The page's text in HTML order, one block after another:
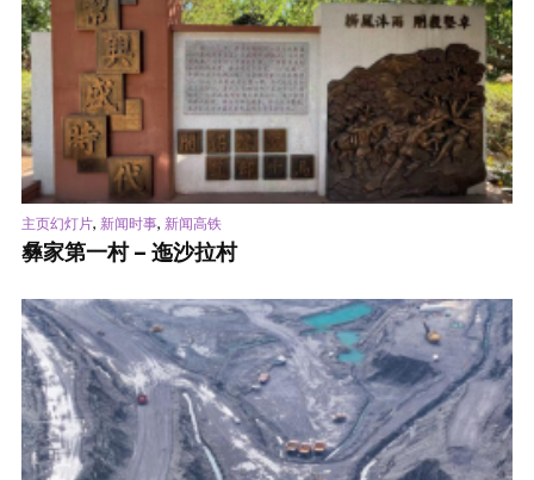
主页幻灯片, 新闻时事, 新闻高铁
彝家第一村 – 迤沙拉村